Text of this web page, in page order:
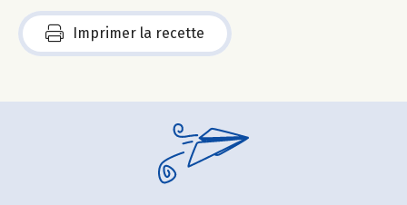
Imprimer la recette